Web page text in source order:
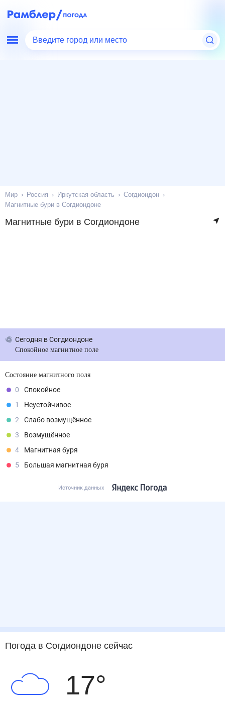
Введите город или место
Мир Россия Иркутская область
Согдиондон
Магнитные бури в Согдиондоне
Магнитные бури в Согдиондоне
Сегодня в Согдиондоне
Спокойное магнитное поле
Состояние магнитного поля
0
Спокойное
1
Неустойчивое
2
Слабо возмущённое
3
Возмущённое
4
Магнитная буря
5
Большая магнитная буря
Источник данных
Погода в Согдиондонесейчас
17°